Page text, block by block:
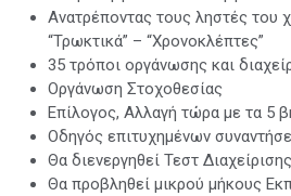
Ανατρέποντας τους ληστές του
“Τρωκτικά” – “Χρονοκλέπτες”
35 τρόποι οργάνωσης και
Οργάνωση Στοχοθεσίας
Επίλογος, Αλλαγή τώρα με τα 5
Οδηγός επιτυχημένων
Θα διενεργηθεί Τεστ
Θα προβληθεί μικρού μήκους